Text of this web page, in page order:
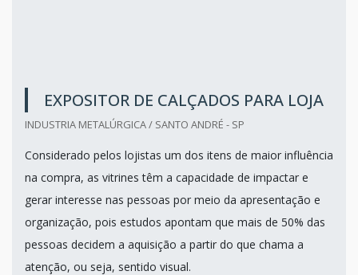
EXPOSITOR DE CALÇADOS PARA LOJA
INDUSTRIA METALÚRGICA / SANTO ANDRÉ - SP
Considerado pelos lojistas um dos itens de maior influência
na compra, as vitrines têm a capacidade de impactar e
gerar interesse nas pessoas por meio da apresentação e
organização, pois estudos apontam que mais de 50% das
pessoas decidem a aquisição a partir do que chama a
atenção, ou seja, sentido visual.